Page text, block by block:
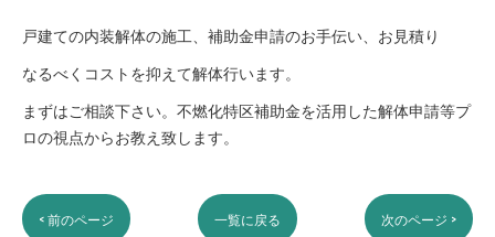
戸建ての内装解体の施工、補助金申請のお手伝い、お見積り
なるべくコストを抑えて解体行います。
まずはご相談下さい。不燃化特区補助金を活用した解体申請等プ
ロの視点からお教え致します。
< 前のページ 一覧に戻る 次のページ >